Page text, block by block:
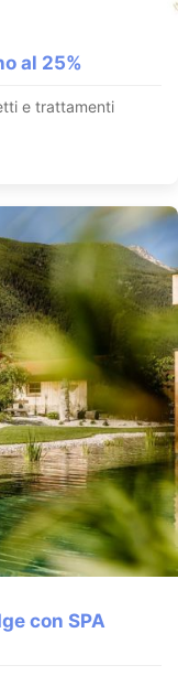
al 25%
e trattamenti
con SPA